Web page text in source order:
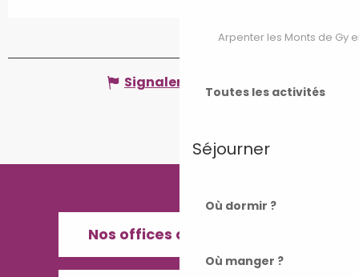
Arpenter les Monts de Gy
Toutes les activités
Séjourner
Où dormir ?
Où manger ?
Signaler une erreur
Nos offices de Tourisme